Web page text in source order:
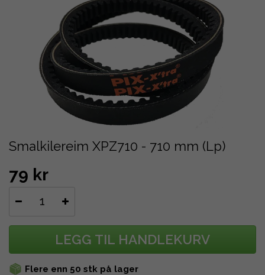
Smalkilereim XPZ710 - 710 mm (Lp)
79 kr
LEGG TIL HANDLEKURV
Flere enn 50 stk på lager